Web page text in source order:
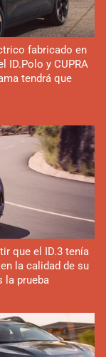
fabricado en
ID.Polo y CUPRA
tendrá que
que el ID.3 tenía
la calidad de su
la prueba